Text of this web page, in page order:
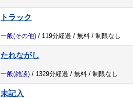
トラック
一般(その他) / 119分経過 / 無料 / 制限なし
たれながし
一般(雑談) / 1329分経過 / 無料 / 制限なし
未記入